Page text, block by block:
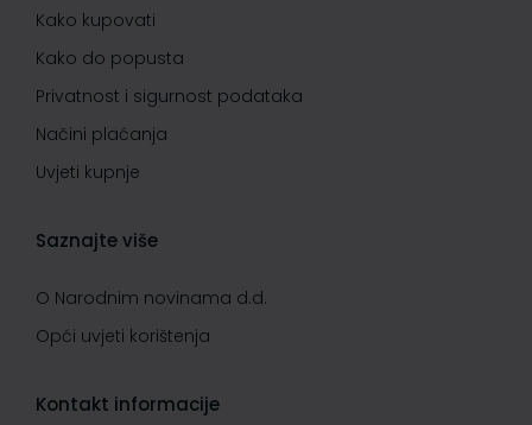
Kako kupovati
Kako do popusta
Privatnost i sigurnost podataka
Načini plaćanja
Uvjeti kupnje
Saznajte više
O Narodnim novinama d.d.
Opći uvjeti korištenja
Kontakt informacije